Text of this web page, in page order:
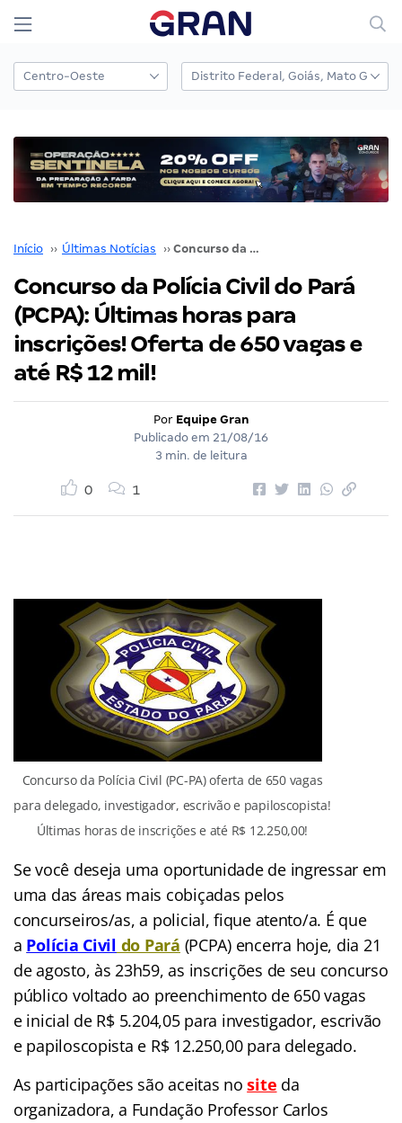
Início ›› Últimas Notícias ›› Concurso da Polícia Civil do Pará (PCPA): Últimas horas para inscrições! Oferta de 650 vagas e até R$ 12 mil!
Concurso da Polícia Civil do Pará
(PCPA): Últimas horas para
inscrições! Oferta de 650 vagas e
até R$ 12 mil!
Por Equipe Gran
Publicado em 21/08/16
3 min. de leitura
0 1
Concurso da Polícia Civil (PC-PA) oferta de 650 vagas
para delegado, investigador, escrivão e papiloscopista!
Últimas horas de inscrições e até R$ 12.250,00!
Se você deseja uma oportunidade de ingressar em
uma das áreas mais cobiçadas pelos
concurseiros/as, a policial, fique atento/a. É que
a Polícia Civil do Pará (PCPA) encerra hoje, dia 21
de agosto, às 23h59, as inscrições de seu concurso
público voltado ao preenchimento de 650 vagas
e inicial de R$ 5.204,05 para investigador, escrivão
e papiloscopista e R$ 12.250,00 para delegado.
As participações são aceitas no site da
organizadora, a Fundação Professor Carlos